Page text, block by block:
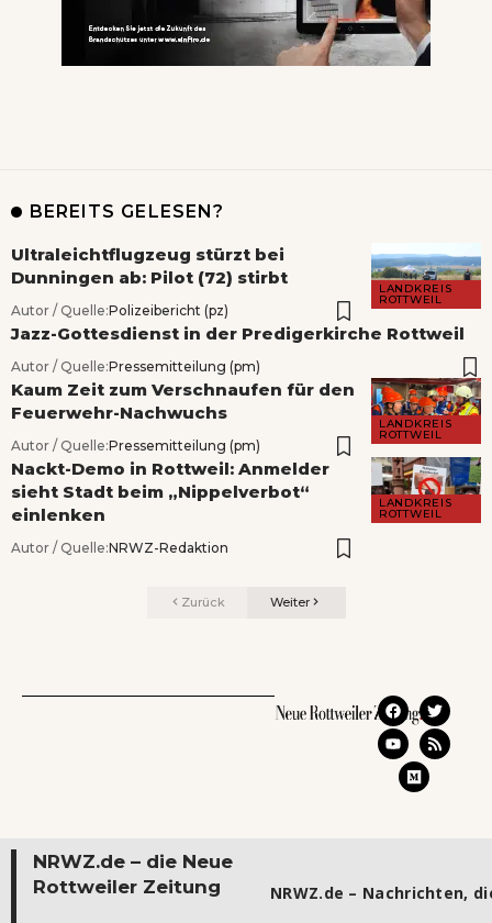
BEREITS GELESEN?
LANDKREIS
ROTTWEIL
Ultraleichtflugzeug stürzt bei
Dunningen ab: Pilot (72) stirbt
Autor / Quelle:Polizeibericht (pz)
Jazz-Gottesdienst in der Predigerkirche Rottweil
Autor / Quelle:Pressemitteilung (pm)
LANDKREIS
ROTTWEIL
Kaum Zeit zum Verschnaufen für den
Feuerwehr-Nachwuchs
Autor / Quelle:Pressemitteilung (pm)
LANDKREIS
ROTTWEIL
Nackt-Demo in Rottweil: Anmelder
sieht Stadt beim „Nippelverbot“
einlenken
Autor / Quelle:NRWZ-Redaktion
Zurück Weiter
NRWZ.de – die Neue
Rottweiler Zeitung
NRWZ.de – Nachrichten,